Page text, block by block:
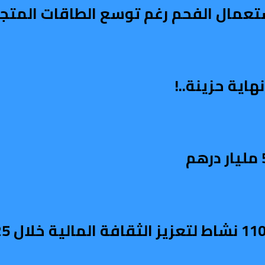
الفحم رغم توسع الطاقات
حزينة..!